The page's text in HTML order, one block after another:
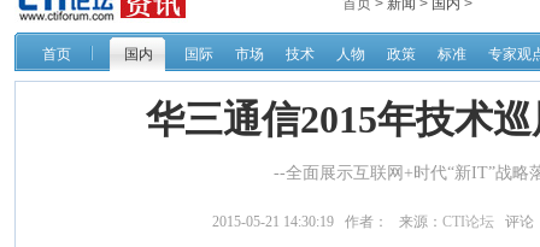
首页 > 新闻 > 国内 >
首页 国内 国际 市场 技术 人物 政策 标准 专家观
华三通信2015年技术
--全面展示互联网+时代“新IT”战略
2015-05-21 14:30:19 作者： 来源： CTI论坛 评论